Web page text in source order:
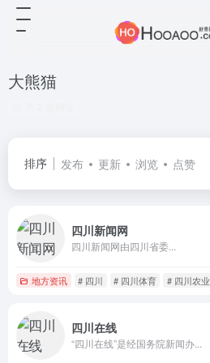
大熊猫
排序 发布 更新 浏览 点赞
四川新闻网
​​​​​​​四川新闻网由四川省委...
地方资讯 # 四川 # 四川体育 # 四川农业
四川在线
“四川在线”是经国务院新闻办...